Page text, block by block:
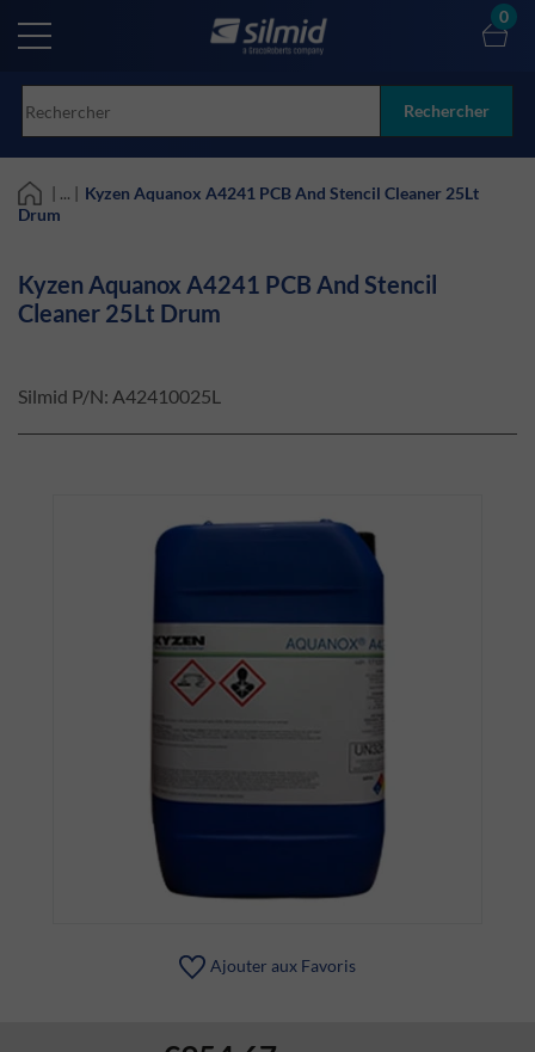
main
Rechercher
0
| ... | Kyzen Aquanox A4241 PCB And Stencil Cleaner 25Lt
Drum
Kyzen Aquanox A4241 PCB And Stencil
Cleaner 25Lt Drum
Silmid P/N: A42410025L
Ajouter aux Favoris